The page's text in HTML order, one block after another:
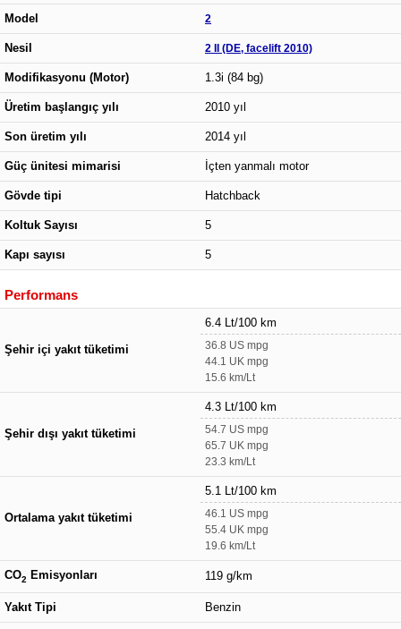
Model 2
Nesil 2 II (DE, facelift 2010)
Modifikasyonu (Motor) 1.3i (84 bg)
Üretim başlangıç yılı 2010 yıl
Son üretim yılı 2014 yıl
Güç ünitesi mimarisi İçten yanmalı motor
Gövde tipi Hatchback
Koltuk Sayısı 5
Kapı sayısı 5
Performans
Şehir içi yakıt tüketimi
6.4 Lt/100 km
36.8 US mpg
44.1 UK mpg
15.6 km/Lt
Şehir dışı yakıt tüketimi
4.3 Lt/100 km
54.7 US mpg
65.7 UK mpg
23.3 km/Lt
Ortalama yakıt tüketimi
5.1 Lt/100 km
46.1 US mpg
55.4 UK mpg
19.6 km/Lt
CO2 Emisyonları 119 g/km
Yakıt Tipi Benzin